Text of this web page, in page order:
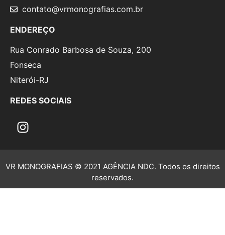
contato@vrmonografias.com.br
ENDEREÇO
Rua Conrado Barbosa de Souza, 200
Fonseca
Niterói-RJ
REDES SOCIAIS
VR MONOGRAFIAS © 2021 AGÊNCIA NDC. Todos os direitos
reservados.